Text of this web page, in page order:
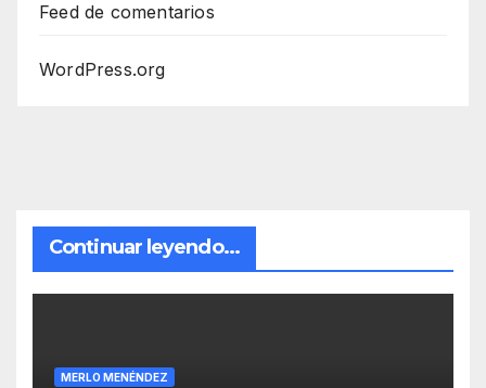
Feed de comentarios
WordPress.org
Continuar leyendo...
MERLO MENÉNDEZ